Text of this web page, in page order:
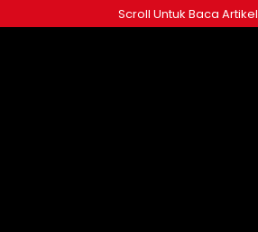
ke
Scroll Untuk Baca Artikel